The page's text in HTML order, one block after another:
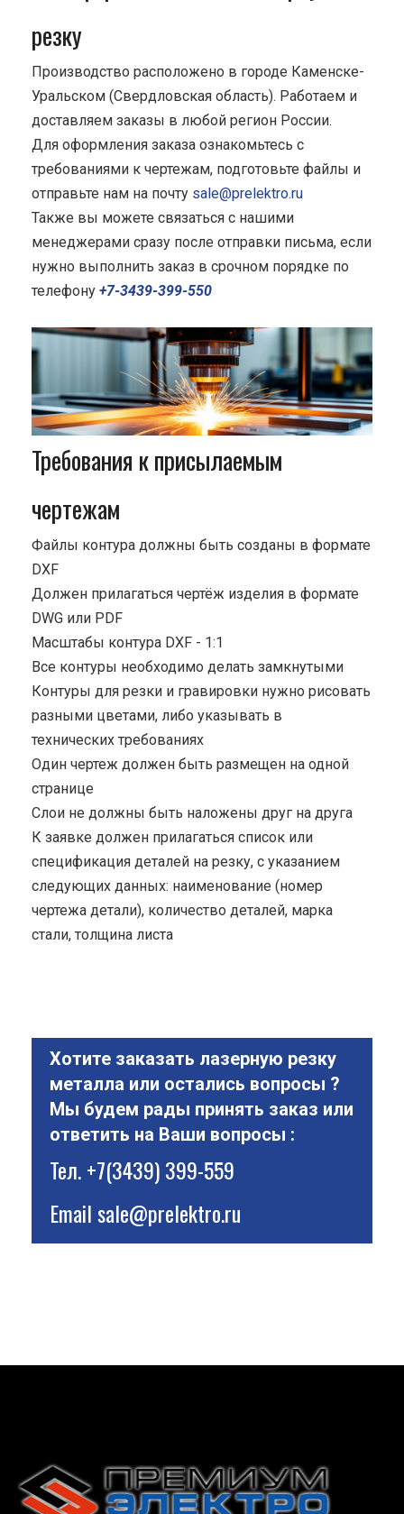
резку
Производство расположено в городе Каменске-
Уральском (Свердловская область). Работаем и
доставляем заказы в любой регион России.
Для оформления заказа ознакомьтесь с
требованиями к чертежам, подготовьте файлы и
отправьте нам на почту sale@prelektro.ru
Также вы можете связаться с нашими
менеджерами сразу после отправки письма, если
нужно выполнить заказ в срочном порядке по
телефону +7-3439-399-550
Требования к присылаемым
чертежам
Файлы контура должны быть созданы в формате
DXF
Должен прилагаться чертёж изделия в формате
DWG или PDF
Масштабы контура DXF - 1:1
Все контуры необходимо делать замкнутыми
Контуры для резки и гравировки нужно рисовать
разными цветами, либо указывать в
технических требованиях
Один чертеж должен быть размещен на одной
странице
Cлои не должны быть наложены друг на друга
К заявке должен прилагаться список или
спецификация деталей на резку, с указанием
следующих данных: наименование (номер
чертежа детали), количество деталей, марка
стали, толщина листа
Хотите заказать лазерную резку
металла или остались вопросы ?
Мы будем рады принять заказ или
ответить на Ваши вопросы :
Тел.+7(3439) 399-559
Emailsale@prelektro.ru